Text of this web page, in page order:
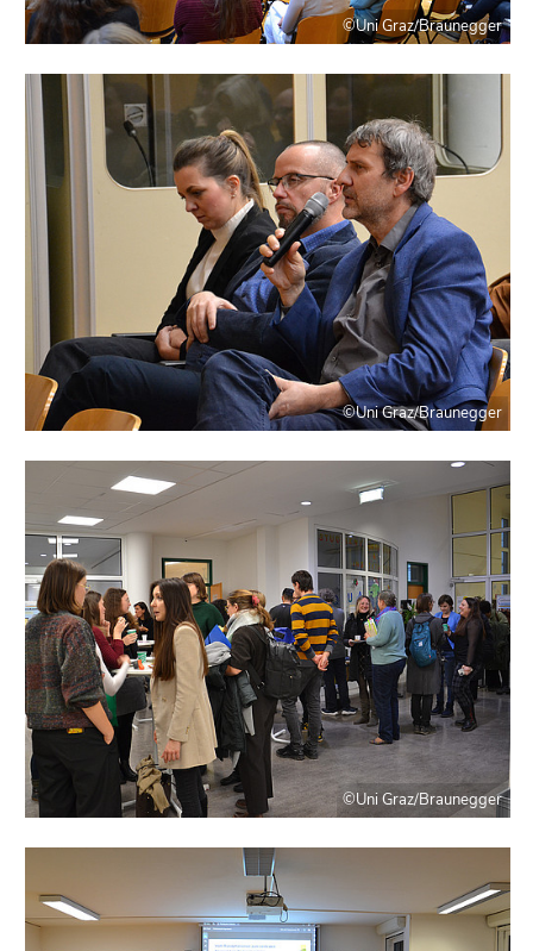
©Uni Graz/Braunegger
©Uni Graz/Braunegger
©Uni Graz/Braunegger